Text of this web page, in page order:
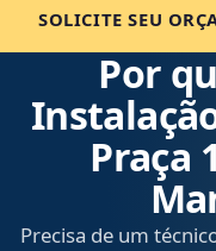
SOLICITE SEU
Por
Praça
Precisa de um